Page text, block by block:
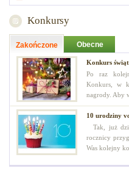
Konkursy
Zakończone Obecne
Konkurs
Po raz
Konkurs, w
nagrody. Aby
10 urodziny
Tak, już
rocznicy
Was kolejny